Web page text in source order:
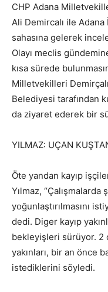
CHP Adana
Ali Demircalı ile Adana
sahasına gelerek
Olayı meclis
kısa sürede
Milletvekilleri
Belediyesi tarafından
da ziyaret ederek bir
YILMAZ: UÇAN
Öte yandan kayıp
Yılmaz,
yoğunlaştırılmasını
dedi. Diger kayıp
bekleyişleri sürüyor. 2
yakınları, bir an önce
istediklerini söyledi.